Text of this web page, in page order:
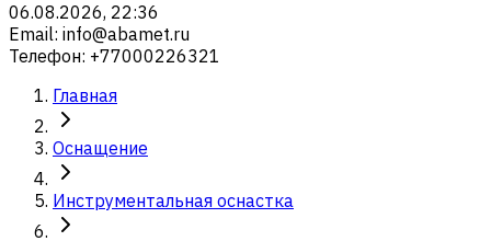
06.08.2026, 22:36
Email: info@abamet.ru
Телефон: +77000226321
Главная
Оснащение
Инструментальная оснастка